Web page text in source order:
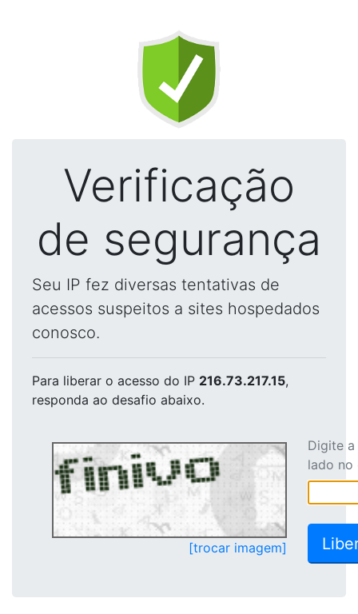
Verificação
de segurança
Seu IP fez diversas tentativas de
acessos suspeitos a sites hospedados
conosco.
Para liberar o acesso do IP 216.73.217.15,
responda ao desafio abaixo.
[trocar imagem]
Digite
lado no